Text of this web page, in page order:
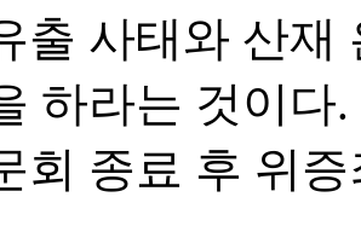
출 사태와 산재
하라는 것이다
회 종료 후 위